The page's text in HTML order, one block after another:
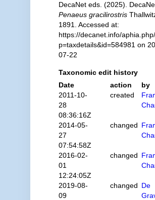
DecaNet eds. (2025).
Penaeus gracilirostris
1891. Accessed at:
https://decanet.info/
p=taxdetails&id=584981 on
07-22
Taxonomic edit history
Date
action
by
2011-10-
28
08:36:16Z
created
2014-05-
27
07:54:58Z
changed
2016-02-
01
12:24:05Z
changed
2019-08-
09
changed De